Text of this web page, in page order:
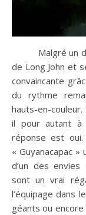
Malgré un
de Long John et
convaincante
du rythme
hauts-en-
il pour autant à
réponse est
« Guyanacapac
d’un des envies
sont un vrai
l’équipage dans
géants ou